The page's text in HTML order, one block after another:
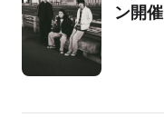
ン開催